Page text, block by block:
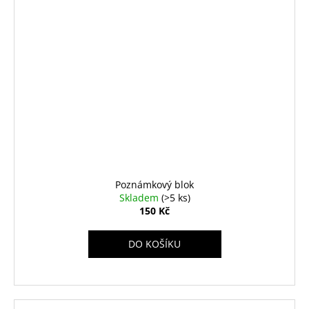
Poznámkový blok
Skladem (>5 ks)
150 Kč
DO KOŠÍKU